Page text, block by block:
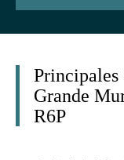
Principales
Grande
R6P